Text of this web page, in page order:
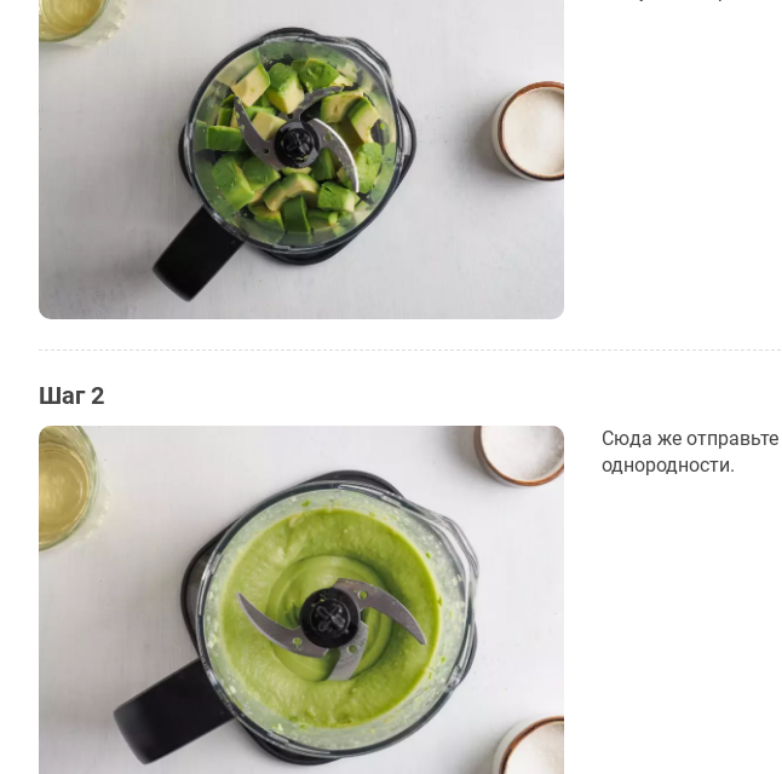
Шаг 2
Сюда же
однородности.